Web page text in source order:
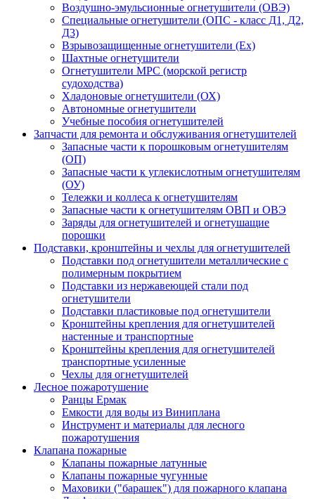
Воздушно-эмульсионные огнетушители (ОВЭ)
Специальные огнетушители (ОПС - класс Д1, Д2,
Д3)
Взрывозащищенные огнетушители (Ex)
Шахтные огнетушители
Огнетушители МРС (морской регистр
судоходства)
Хладоновые огнетушители (ОХ)
Автономные огнетушители
Учебные пособия огнетушителей
Запчасти для ремонта и обслуживания огнетушителей
Запасные части к порошковым огнетушителям
(ОП)
Запасные части к углекислотным огнетушителям
(ОУ)
Тележки и коллеса к огнетушителям
Запасные части к огнетушителям ОВП и ОВЭ
Заряды для огнетушителей и огнетушащие
порошки
Подставки, кронштейны и чехлы для огнетушителей
Подставки под огнетушители металлические с
полимерным покрытием
Подставки из нержавеющей стали под
огнетушители
Подставки пластиковые под огнетушители
Кронштейны крепления для огнетушителей
настенные и транспортные
Кронштейны крепления для огнетушителей
транспортные усиленные
Чехлы для огнетушителей
Лесное пожаротушение
Ранцы Ермак
Емкости для воды из Виниплана
Инструмент и материалы для лесного
пожаротушения
Клапана пожарные
Клапаны пожарные латунные
Клапаны пожарные чугунные
Маховики ("барашек") для пожарного клапана